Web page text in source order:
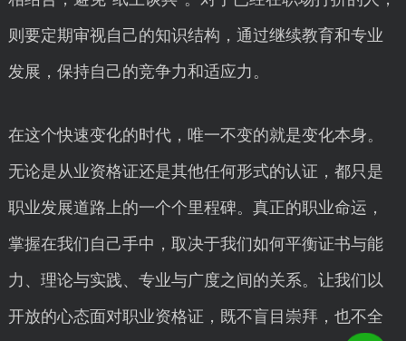
则要定期审视自己的知识结构，通过继续教育和专业
发展，保持自己的竞争力和适应力。
在这个快速变化的时代，唯一不变的就是变化本身。
无论是从业资格证还是其他任何形式的认证，都只是
职业发展道路上的一个个里程碑。真正的职业命运，
掌握在我们自己手中，取决于我们如何平衡证书与能
力、理论与实践、专业与广度之间的关系。让我们以
开放的心态面对职业资格证，既不盲目崇拜，也不全